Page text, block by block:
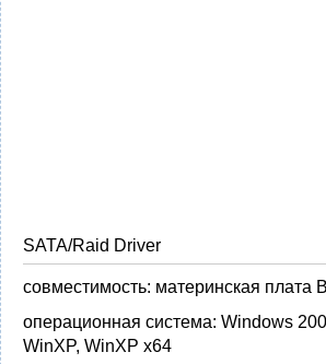
SATA/Raid Driver
совместимость: материнская плата
операционная система: Windows
WinXP, WinXP x64